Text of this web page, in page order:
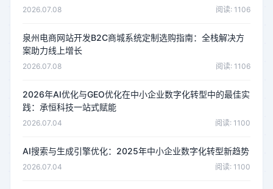
2026.07.08 阅读: 1106
泉州电商网站开发B2C商城系统定制选购指南：全栈解决方
案助力线上增长
2026.07.08 阅读: 1106
2026年AI优化与GEO优化在中小企业数字化转型中的最佳实
践：承恒科技一站式赋能
2026.07.04 阅读: 1100
AI搜索与生成引擎优化：2025年中小企业数字化转型新趋势
2026.07.04 阅读: 1100